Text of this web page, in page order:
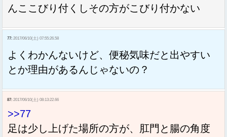
んここびり付くしその方がこびり付かない
77: 2017/06/10(土) 07:55:26.58
よくわかんないけど、便秘気味だと出やすい
とか理由があるんじゃないの？
87: 2017/06/10(土) 08:13:22.66
>>77
足は少し上げた場所の方が、肛門と腸の角度